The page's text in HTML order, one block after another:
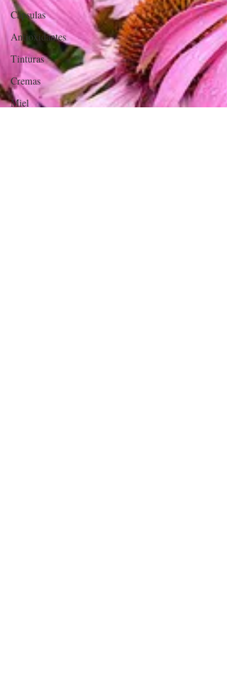
Cápsulas
Antioxidantes
Tinturas
Cremas
Miel